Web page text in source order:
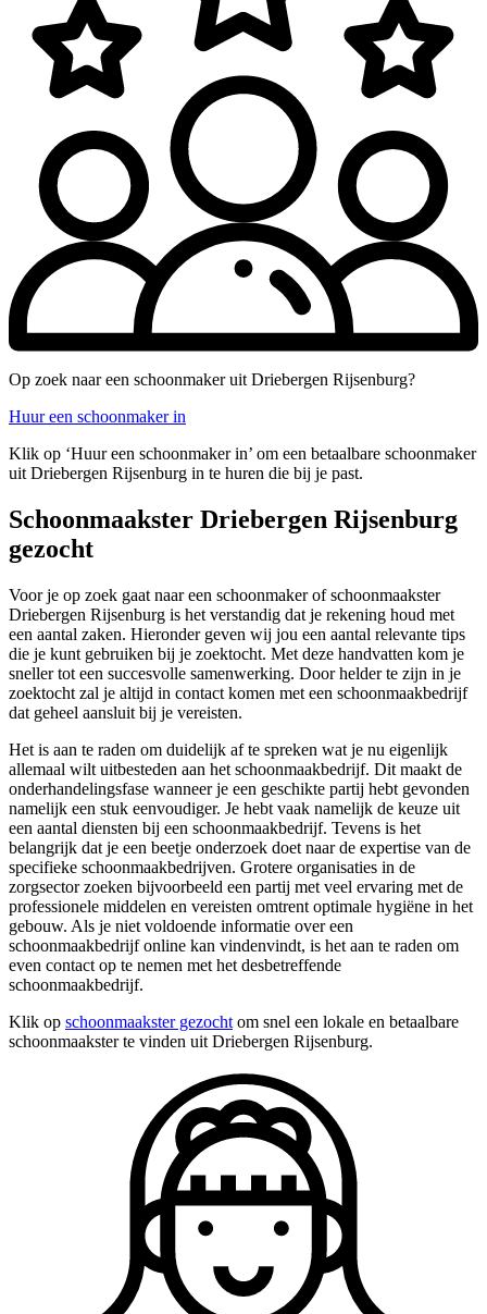
Op zoek naar een schoonmaker uit Driebergen Rijsenburg?
Huur een schoonmaker in
Klik op ‘Huur een schoonmaker in’ om een betaalbare schoonmaker
uit Driebergen Rijsenburg in te huren die bij je past.
Schoonmaakster Driebergen Rijsenburg
gezocht
Voor je op zoek gaat naar een schoonmaker of schoonmaakster
Driebergen Rijsenburg is het verstandig dat je rekening houd met
een aantal zaken. Hieronder geven wij jou een aantal relevante tips
die je kunt gebruiken bij je zoektocht. Met deze handvatten kom je
sneller tot een succesvolle samenwerking. Door helder te zijn in je
zoektocht zal je altijd in contact komen met een schoonmaakbedrijf
dat geheel aansluit bij je vereisten.
Het is aan te raden om duidelijk af te spreken wat je nu eigenlijk
allemaal wilt uitbesteden aan het schoonmaakbedrijf. Dit maakt de
onderhandelingsfase wanneer je een geschikte partij hebt gevonden
namelijk een stuk eenvoudiger. Je hebt vaak namelijk de keuze uit
een aantal diensten bij een schoonmaakbedrijf. Tevens is het
belangrijk dat je een beetje onderzoek doet naar de expertise van de
specifieke schoonmaakbedrijven. Grotere organisaties in de
zorgsector zoeken bijvoorbeeld een partij met veel ervaring met de
professionele middelen en vereisten omtrent optimale hygiëne in het
gebouw. Als je niet voldoende informatie over een
schoonmaakbedrijf online kan vindenvindt, is het aan te raden om
even contact op te nemen met het desbetreffende
schoonmaakbedrijf.
Klik op schoonmaakster gezocht om snel een lokale en betaalbare
schoonmaakster te vinden uit Driebergen Rijsenburg.